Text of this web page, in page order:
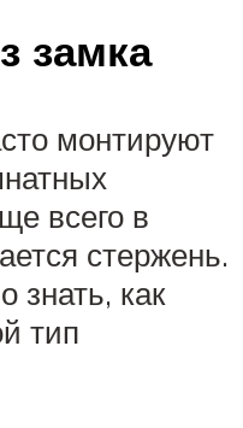
замка
монтируют
всего в
стержень.
знать, как
тип